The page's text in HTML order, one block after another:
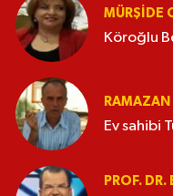
MÜRŞIDE
Köroğlu
Ev sahibi
PROF. DR.